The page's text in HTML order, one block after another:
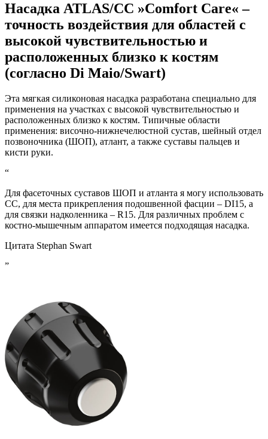
Насадка ATLAS/CC »Comfort Care« –
точность воздействия для областей с
высокой чувствительностью и
расположенных близко к костям
(согласно Di Maio/Swart)
Эта мягкая силиконовая насадка разработана специально для
применения на участках с высокой чувствительностью и
расположенных близко к костям. Типичные области
применения: височно-нижнечелюстной сустав, шейный отдел
позвоночника (ШОП), атлант, а также суставы пальцев и
кисти руки.
“
Для фасеточных суставов ШОП и атланта я могу использовать
CC, для места прикрепления подошвенной фасции – DI15, а
для связки надколенника – R15. Для различных проблем с
костно-мышечным аппаратом имеется подходящая насадка.
Цитата Stephan Swart
”